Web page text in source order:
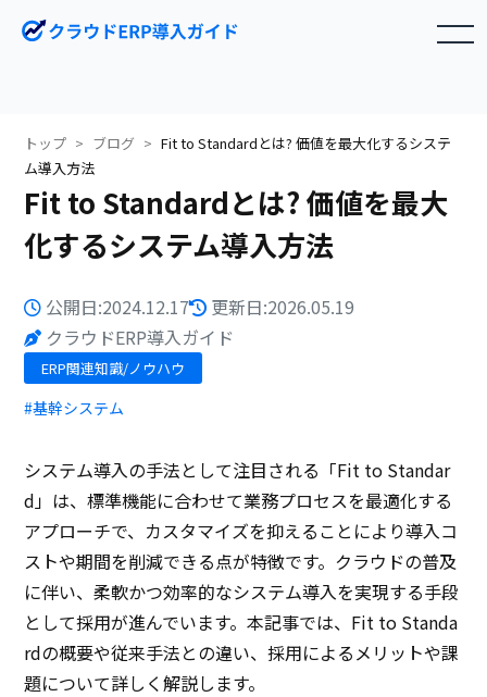
toggle navigation
トップ ブログ
Fit to Standardとは? 価値を最大化するシステ
ム導入方法
Fit to Standardとは? 価値を最大
化するシステム導入方法
ERP関連知識/ノウハウ
公開日:2024.12.17
更新日:2026.05.19
クラウドERP導入ガイド
#基幹システム
システム導入の手法として注目される「Fit to Standar
d」は、標準機能に合わせて業務プロセスを最適化する
アプローチで、カスタマイズを抑えることにより導入コ
ストや期間を削減できる点が特徴です。クラウドの普及
に伴い、柔軟かつ効率的なシステム導入を実現する手段
として採用が進んでいます。本記事では、Fit to Standa
rdの概要や従来手法との違い、採用によるメリットや課
題について詳しく解説します。